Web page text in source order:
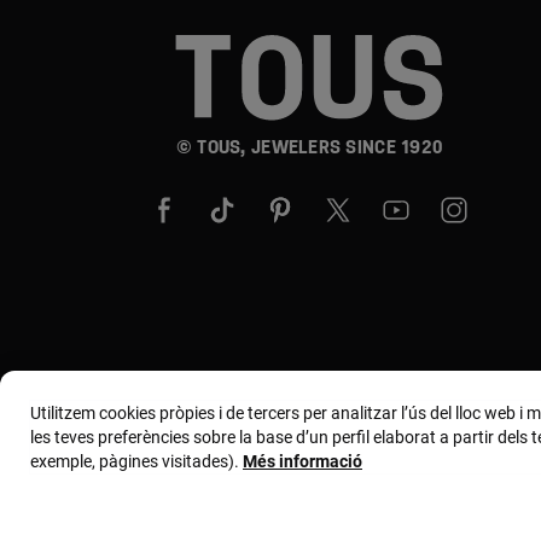
© TOUS, JEWELERS SINCE 1920
Utilitzem cookies pròpies i de tercers per analitzar l’ús del lloc web
les teves preferències sobre la base d’un perfil elaborat a partir dels
exemple, pàgines visitades). Més informació